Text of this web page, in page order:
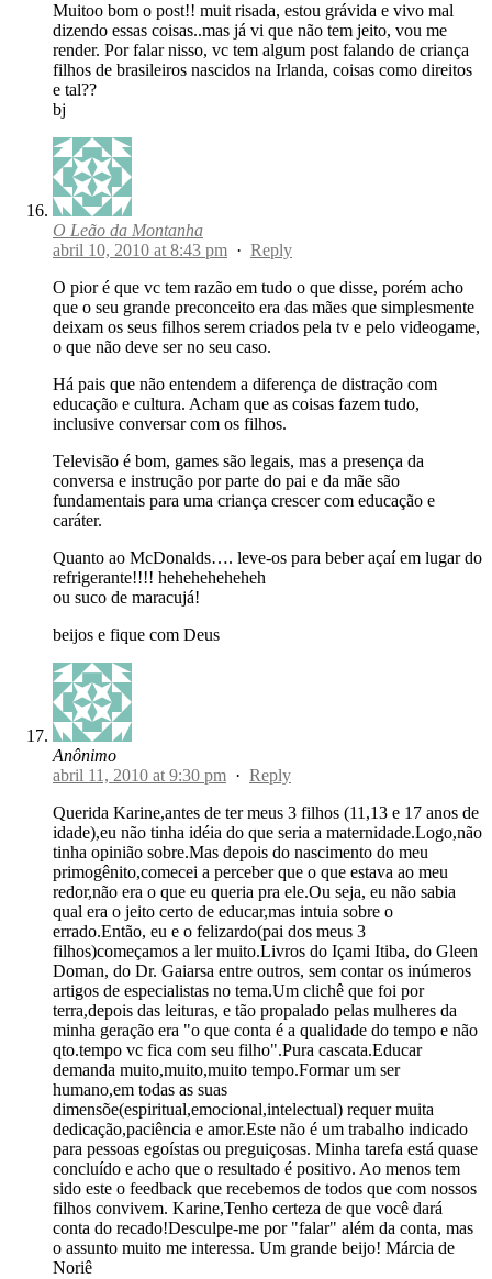
Muitoo bom o post!! muit risada, estou grávida e vivo mal
dizendo essas coisas..mas já vi que não tem jeito, vou me
render. Por falar nisso, vc tem algum post falando de criança
filhos de brasileiros nascidos na Irlanda, coisas como direitos
e tal??
bj
O Leão da Montanha
abril 10, 2010 at 8:43 pm · Reply
O pior é que vc tem razão em tudo o que disse, porém acho
que o seu grande preconceito era das mães que simplesmente
deixam os seus filhos serem criados pela tv e pelo videogame,
o que não deve ser no seu caso.
Há pais que não entendem a diferença de distração com
educação e cultura. Acham que as coisas fazem tudo,
inclusive conversar com os filhos.
Televisão é bom, games são legais, mas a presença da
conversa e instrução por parte do pai e da mãe são
fundamentais para uma criança crescer com educação e
caráter.
Quanto ao McDonalds…. leve-os para beber açaí em lugar do
refrigerante!!!! heheheheheheh
ou suco de maracujá!
beijos e fique com Deus
Anônimo
abril 11, 2010 at 9:30 pm · Reply
Querida Karine,antes de ter meus 3 filhos (11,13 e 17 anos de
idade),eu não tinha idéia do que seria a maternidade.Logo,não
tinha opinião sobre.Mas depois do nascimento do meu
primogênito,comecei a perceber que o que estava ao meu
redor,não era o que eu queria pra ele.Ou seja, eu não sabia
qual era o jeito certo de educar,mas intuia sobre o
errado.Então, eu e o felizardo(pai dos meus 3
filhos)começamos a ler muito.Livros do Içami Itiba, do Gleen
Doman, do Dr. Gaiarsa entre outros, sem contar os inúmeros
artigos de especialistas no tema.Um clichê que foi por
terra,depois das leituras, e tão propalado pelas mulheres da
minha geração era "o que conta é a qualidade do tempo e não
qto.tempo vc fica com seu filho".Pura cascata.Educar
demanda muito,muito,muito tempo.Formar um ser
humano,em todas as suas
dimensõe(espiritual,emocional,intelectual) requer muita
dedicação,paciência e amor.Este não é um trabalho indicado
para pessoas egoístas ou preguiçosas. Minha tarefa está quase
concluído e acho que o resultado é positivo. Ao menos tem
sido este o feedback que recebemos de todos que com nossos
filhos convivem. Karine,Tenho certeza de que você dará
conta do recado!Desculpe-me por "falar" além da conta, mas
o assunto muito me interessa. Um grande beijo! Márcia de
Noriê